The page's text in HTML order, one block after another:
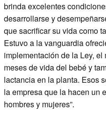
brinda excelentes
desarrollarse y
que sacrificar su vida como
Estuvo a la vanguardia
implementación de la Ley,
meses de vida del bebé y
lactancia en la planta. Esos
la empresa que la hacen un
hombres y mujeres”.